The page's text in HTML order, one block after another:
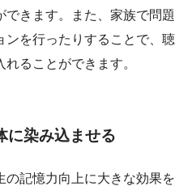
できます。また、家族で問題
ンを行ったりすることで、聴
ることができます。
に染み込ませる
記憶力向上に大きな効果を